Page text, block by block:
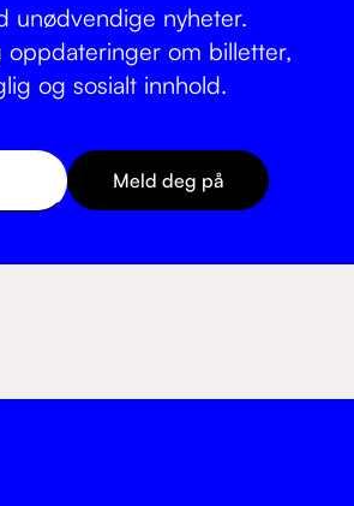
unødvendige nyheter.
om billetter,
og sosialt innhold.
Meld deg på